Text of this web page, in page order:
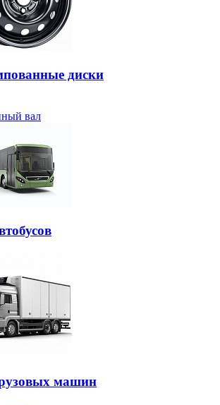
диски
вал
машин